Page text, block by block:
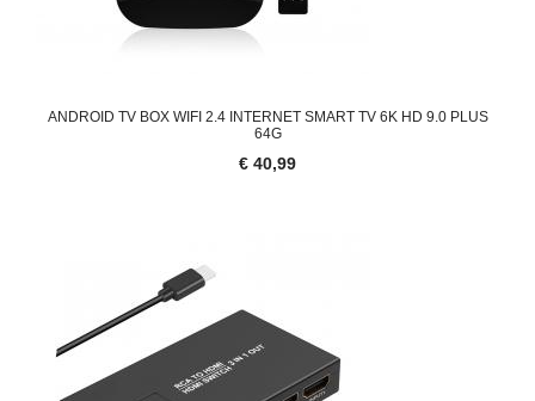
ANDROID TV BOX WIFI 2.4 INTERNET SMART TV 6K HD 9.0 PLUS
64G
€ 40,99